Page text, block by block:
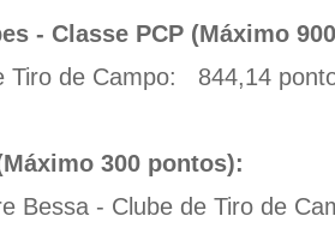
- Classe PCP (Máximo
de Campo: 844,14
300 pontos):
Bessa - Clube de Tiro de